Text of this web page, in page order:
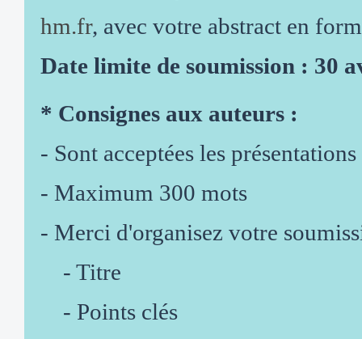
hm.fr, avec votre abstract en
Date limite de soumission : 30
* Consignes aux auteurs :
- Sont acceptées les
- Maximum 300 mots
- Merci d'organisez votre
- Titre
- Points clés